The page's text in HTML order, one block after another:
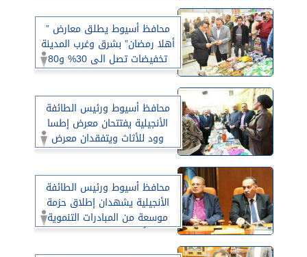
محافظ أسيوط يطلق معارض ”
أهلا رمضان” بشرق وغرب المدينة
تخفيضات تصل الى 30% و80
منفذا لتوفير السلع الغذائية قبل
محافظ أسيوط ورئيس الطائفة
الأنجيلية يفتتحان معرض إطسا
وود للأثاث ويتفقدان معرض
التنمية والمشروعات الصغيرة
محافظ أسيوط ورئيس الطائفة
الأنجيلية يشهدان إطلاق حزمة
موسعة من المبادرات التنموية
لبناء الأنسان وتعزيز الشراكة بين